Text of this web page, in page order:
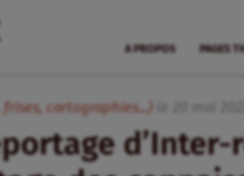
A PROPOS PAGES
cartographies...)
d’Inter-